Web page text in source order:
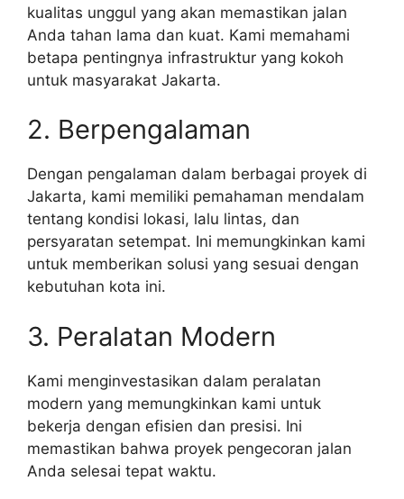
kualitas unggul yang akan memastikan jalan
Anda tahan lama dan kuat. Kami memahami
betapa pentingnya infrastruktur yang kokoh
untuk masyarakat Jakarta.
2. Berpengalaman
Dengan pengalaman dalam berbagai proyek di
Jakarta, kami memiliki pemahaman mendalam
tentang kondisi lokasi, lalu lintas, dan
persyaratan setempat. Ini memungkinkan kami
untuk memberikan solusi yang sesuai dengan
kebutuhan kota ini.
3. Peralatan Modern
Kami menginvestasikan dalam peralatan
modern yang memungkinkan kami untuk
bekerja dengan efisien dan presisi. Ini
memastikan bahwa proyek pengecoran jalan
Anda selesai tepat waktu.